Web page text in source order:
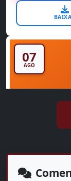
07
AGO
Ideb mostra
Walkíria Rius